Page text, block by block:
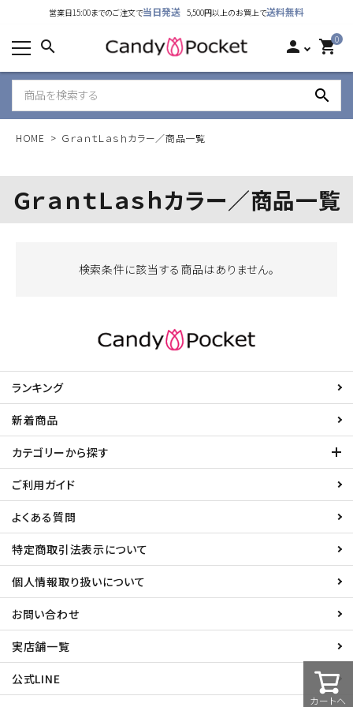
営業日15:00までのご注文で当日発送 5,500円以上のお買上で送料無料
search person 0
shopping_cart
search
HOME ＧｒａｎｔＬａｓｈカラー／商品一覧
カテゴリーから探す
ランキング
新着商品
ご利用ガイド
特定商取引法表示について
個人情報取り扱いについて
お問い合わせ
ACCOUNT MENU
ようこそ ゲスト 様
meeting_room ログイン person 新規会員登録
ＧｒａｎｔＬａｓｈカラー／商品一覧
検索条件に該当する商品はありません。
カートへ
ランキング
新着商品
カテゴリーから探す
ご利用ガイド
よくある質問
特定商取引法表示について
個人情報取り扱いについて
お問い合わせ
実店舗一覧
公式LINE